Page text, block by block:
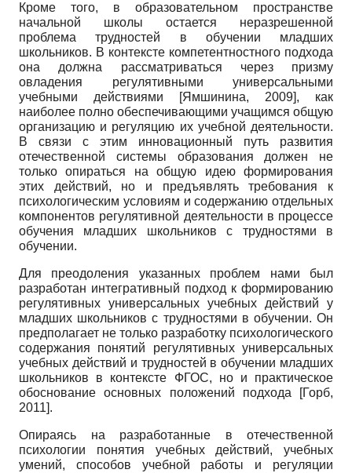
Кроме того, в образовательном пространстве
начальной школы остается неразрешенной
проблема трудностей в обучении младших
школьников. В контексте компетентностного подхода
она должна рассматриваться через призму
овладения регулятивными универсальными
учебными действиями
[Ямшинина, 2009], как
наиболее полно обеспечивающими учащимся общую
организацию и регуляцию их учебной деятельности.
В связи с этим инновационный путь развития
отечественной системы образования должен не
только опираться на общую идею формирования
этих действий, но и предъявлять требования к
психологическим условиям и содержанию отдельных
компонентов регулятивной деятельности в процессе
обучения младших школьников с трудностями в
обучении.
Для преодоления указанных проблем нами был
разработан интегративный подход к формированию
регулятивных универсальных учебных действий у
младших школьников с трудностями в обучении. Он
предполагает не только разработку психологического
содержания понятий регулятивных универсальных
учебных действий и трудностей в обучении младших
школьников в контексте ФГОС, но и практическое
обоснование основных положений подхода
[Горб,
2011].
Опираясь на разработанные в отечественной
психологии понятия учебных действий, учебных
умений, способов учебной работы и регуляции